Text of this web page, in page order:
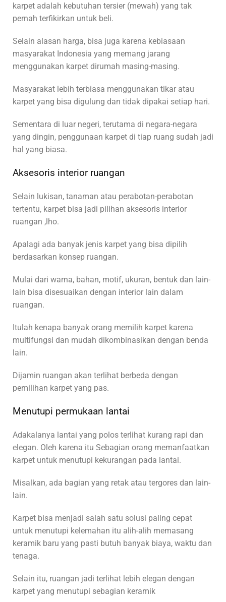
karpet adalah kebutuhan tersier (mewah) yang tak
pernah terfikirkan untuk beli.
Selain alasan harga, bisa juga karena kebiasaan
masyarakat Indonesia yang memang jarang
menggunakan karpet dirumah masing-masing.
Masyarakat lebih terbiasa menggunakan tikar atau
karpet yang bisa digulung dan tidak dipakai setiap hari.
Sementara di luar negeri, terutama di negara-negara
yang dingin, penggunaan karpet di tiap ruang sudah jadi
hal yang biasa.
Aksesoris interior ruangan
Selain lukisan, tanaman atau perabotan-perabotan
tertentu, karpet bisa jadi pilihan aksesoris interior
ruangan ,lho.
Apalagi ada banyak jenis karpet yang bisa dipilih
berdasarkan konsep ruangan.
Mulai dari warna, bahan, motif, ukuran, bentuk dan lain-
lain bisa disesuaikan dengan interior lain dalam
ruangan.
Itulah kenapa banyak orang memilih karpet karena
multifungsi dan mudah dikombinasikan dengan benda
lain.
Dijamin ruangan akan terlihat berbeda dengan
pemilihan karpet yang pas.
Menutupi permukaan lantai
Adakalanya lantai yang polos terlihat kurang rapi dan
elegan. Oleh karena itu Sebagian orang memanfaatkan
karpet untuk menutupi kekurangan pada lantai.
Misalkan, ada bagian yang retak atau tergores dan lain-
lain.
Karpet bisa menjadi salah satu solusi paling cepat
untuk menutupi kelemahan itu alih-alih memasang
keramik baru yang pasti butuh banyak biaya, waktu dan
tenaga.
Selain itu, ruangan jadi terlihat lebih elegan dengan
karpet yang menutupi sebagian keramik